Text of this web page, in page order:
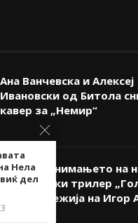
Ана Ванчевска и Алексеј
Ивановски од Битола
кавер за „Немир“
06/08/2026
Започна снимањето на
македонски трилер
Рид“ во режија на Игор
06/08/2026
Нела
дел